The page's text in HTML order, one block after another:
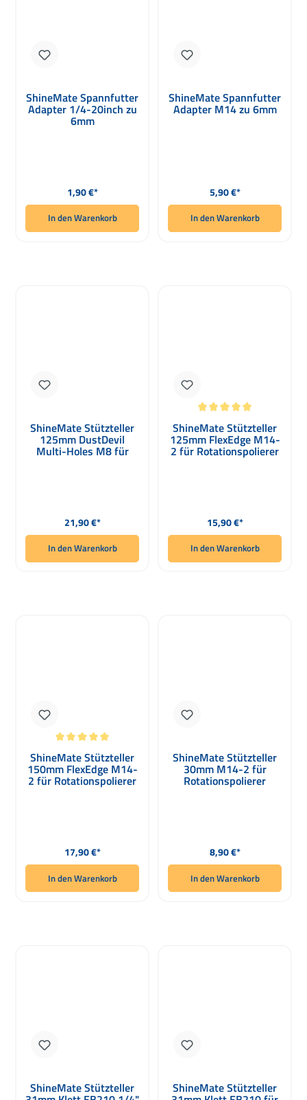
ShineMate Spannfutter
Adapter 1/4-20inch zu
6mm
Regulärer Preis:
1,90 €*
In den Warenkorb
ShineMate Spannfutter
Adapter M14 zu 6mm
Regulärer Preis:
5,90 €*
In den Warenkorb
ShineMate Stützteller
125mm DustDevil
Multi-Holes M8 für
Regulärer Preis:
21,90 €*
In den Warenkorb
ShineMate Stützteller
125mm FlexEdge M14-
2 für Rotationspolierer
Regulärer Preis:
15,90 €*
In den Warenkorb
Durchschnittliche Bewertung von 5 von 5 Sternen
ShineMate Stützteller
150mm FlexEdge M14-
2 für Rotationspolierer
Regulärer Preis:
17,90 €*
In den Warenkorb
ShineMate Stützteller
30mm M14-2 für
Rotationspolierer
Regulärer Preis:
8,90 €*
In den Warenkorb
ShineMate Stützteller ShineMate Stützteller